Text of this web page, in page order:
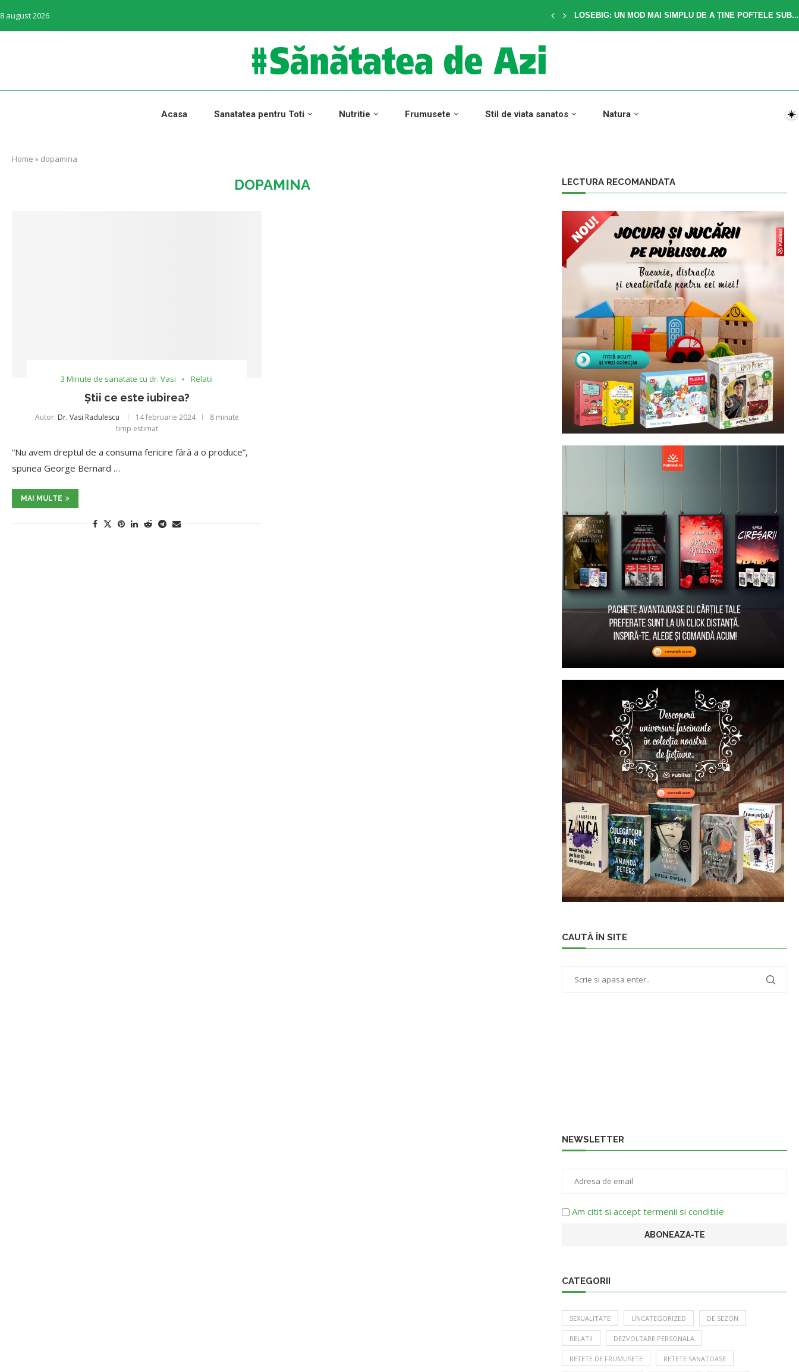
8 august 2026 LOSEBIG: UN MOD MAI SIMPLU DE A ȚINE POFTELE SUB...
Acasa Sanatatea pentru Toti Nutritie Frumusete Stil de viata sanatos Natura
Home » dopamina
DOPAMINA
3 Minute de sanatate cu dr. Vasi Relatii
Știi ce este iubirea?
Autor: Dr. Vasi Radulescu 14 februarie 2024
8 minute
timp estimat
“Nu avem dreptul de a consuma fericire fără a o produce”,
spunea George Bernard …
MAI MULTE
LECTURA RECOMANDATA
CAUTĂ ÎN SITE
NEWSLETTER
Am citit si accept termenii si conditiile
CATEGORII
SEXUALITATE UNCATEGORIZED DE SEZON
RELATII DEZVOLTARE PERSONALA
RETETE DE FRUMUSETE RETETE SANATOASE